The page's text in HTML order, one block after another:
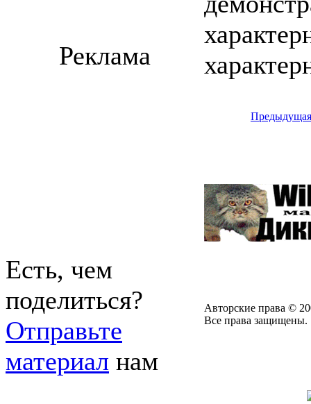
Предыдущая
Реклама
Есть, чем
поделиться?
Отправьте
материал нам
Авторские права ©
Все права защищены.